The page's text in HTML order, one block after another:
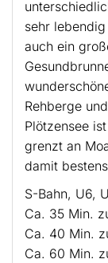
sehr
auch ein
Rehberge
Plötzensee
grenzt an
damit
S-Bahn, U6,
Ca. 35 Min.
Ca. 40 Min.
Ca. 60 Min.